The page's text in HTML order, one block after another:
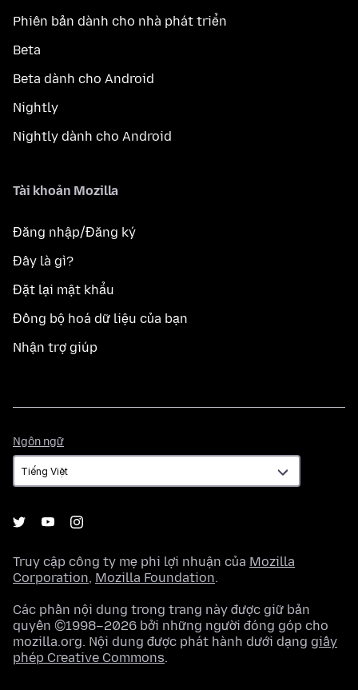
Phiên bản dành cho nhà phát triển
Beta
Beta dành cho Android
Nightly
Nightly dành cho Android
Tài khoản Mozilla
Đăng nhập/Đăng ký
Đây là gì?
Đặt lại mật khẩu
Đồng bộ hoá dữ liệu của bạn
Nhận trợ giúp
Ngôn ngữ
ngữ
Truy cập công ty mẹ phi lợi nhuận của Mozilla
Corporation, Mozilla Foundation.
Các phần nội dung trong trang này được giữ bản
quyền ©1998–2026 bởi những người đóng góp cho
mozilla.org. Nội dung được phát hành dưới dạng giấy
phép Creative Commons.